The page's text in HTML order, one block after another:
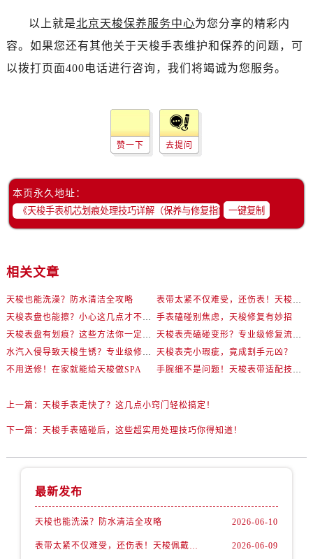
以上就是北京天梭保养服务中心为您分享的精彩内
容。如果您还有其他关于天梭手表维护和保养的问题，可
以拨打页面400电话进行咨询，我们将竭诚为您服务。
赞一下 去提问
本页永久地址：
一键复制
相关文章
天梭也能洗澡？防水清洁全攻略
表带太紧不仅难受，还伤表！天梭佩戴优化技巧
天梭表盘也能擦？小心这几点才不伤机芯
手表磕碰别焦虑，天梭修复有妙招
天梭表盘有划痕？这些方法你一定要试试！
天梭表壳磕碰变形？专业级修复流程大公开
水汽入侵导致天梭生锈？专业级修复思路大公开
天梭表壳小瑕疵，竟成割手元凶？
不用送修！在家就能给天梭做SPA
手腕细不是问题！天梭表带适配技巧一次讲透
上一篇： 天梭手表走快了？这几点小窍门轻松搞定！
下一篇： 天梭手表磕碰后，这些超实用处理技巧你得知道！
最新发布
天梭也能洗澡？防水清洁全攻略 2026-06-10
表带太紧不仅难受，还伤表！天梭佩戴优化技巧 2026-06-09